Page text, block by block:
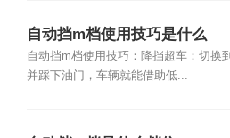
自动挡m档使用技巧是什么
自动挡m档使用技巧：降挡超车：切换
并踩下油门，车辆就能借助低...